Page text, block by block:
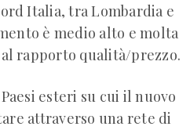
Italia, tra Lombardia e
è medio alto e molta
rapporto qualità/prezzo.
esteri su cui il nuovo
attraverso una rete di